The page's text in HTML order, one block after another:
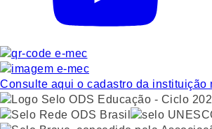
Consulte aqui o cadastro da instituição